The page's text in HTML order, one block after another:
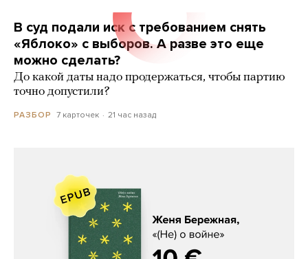
В суд подали иск с требованием снять
«Яблоко» с выборов. А разве это еще
можно сделать?
До какой даты надо продержаться, чтобы партию
точно допустили?
РАЗБОР 7 карточек 21 час назад